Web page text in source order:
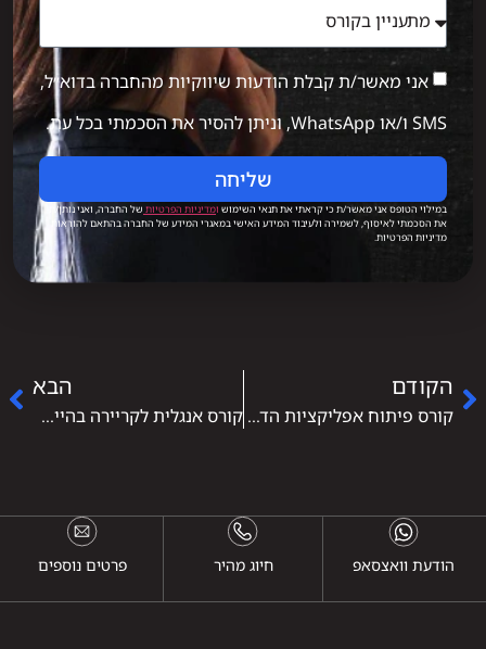
אני מאשר/ת קבלת הודעות שיווקיות מהחברה בדוא״ל,
SMS ו/או WhatsApp, וניתן להסיר את הסכמתי בכל עת.
שליחה
במילוי הטופס אני מאשר/ת כי קראתי את תנאי השימוש ומדיניות הפרטיות של החברה, ואני נותן/ת
את הסכמתי לאיסוף, לשמירה ולעיבוד המידע האישי במאגרי המידע של החברה בהתאם להוראות
מדיניות הפרטיות.
הקודם
קורס פיתוח אפליקציות הדרך שלך לקריירה טכנולוגית מבוקשת
הבא
קורס אנגלית לקריירה בהייטק, איך שפה יכולה לפתוח לך דלתות בטכנולוגיה
הודעת וואצסאפ חיוג מהיר פרטים נוספים